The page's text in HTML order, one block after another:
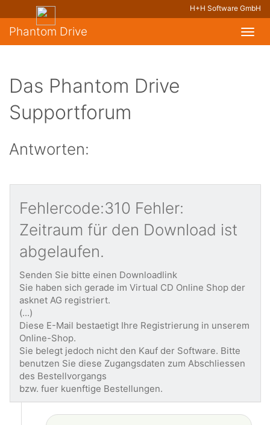
H+H Software GmbH
Phantom Drive
Das Phantom Drive
Supportforum
Antworten:
Fehlercode:310 Fehler:
Zeitraum für den Download ist
abgelaufen.
Senden Sie bitte einen Downloadlink
Sie haben sich gerade im Virtual CD Online Shop der
asknet AG registriert.
(...)
Diese E-Mail bestaetigt Ihre Registrierung in unserem
Online-Shop.
Sie belegt jedoch nicht den Kauf der Software. Bitte
benutzen Sie diese Zugangsdaten zum Abschliessen
des Bestellvorgangs
bzw. fuer kuenftige Bestellungen.